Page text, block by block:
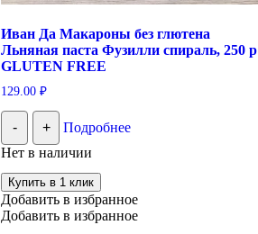
Иван Да Макароны без глютена
Льняная паста Фузилли спираль, 250 р
GLUTEN FREE
129.00₽
- +
Подробнее
Нет в наличии
Купить в 1 клик
Добавить в избранное
Добавить в избранное